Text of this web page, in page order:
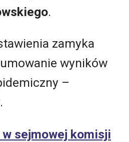
.
zamyka
wyników
–
w sejmowej komisji